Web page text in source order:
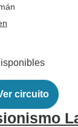
circuito